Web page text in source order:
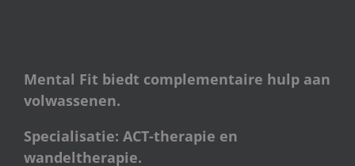
Mental Fit biedt complementaire hulp aan
volwassenen.
Specialisatie: ACT-therapie en
wandeltherapie.